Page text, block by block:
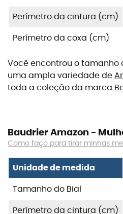
Perímetro da cintura (cm)
Perímetro da coxa (cm)
Você encontrou o tamanho
uma ampla variedade de
toda a coleção da marca
Baudrier Amazon -
Como faço para tirar minhas
Unidade de medida
Tamanho do Bial
Perímetro da cintura (cm)